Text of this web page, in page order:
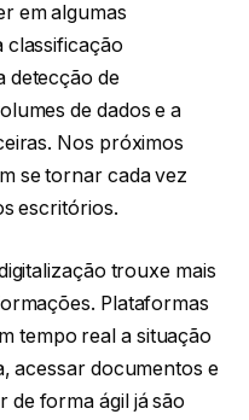
em algumas
classificação
detecção de
de dados e a
Nos próximos
se tornar cada vez
escritórios.
trouxe mais
Plataformas
tempo real a situação
acessar documentos e
forma ágil já são